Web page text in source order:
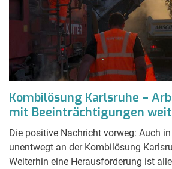
Kombilösung Karlsruhe –
mit Beeinträchtigungen
Die positive Nachricht vorweg: Auch
unentwegt an der Kombilösung
Weiterhin eine Herausforderung ist